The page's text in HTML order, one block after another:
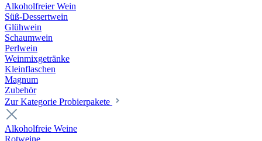
Alkoholfreier Wein
Süß-Dessertwein
Glühwein
Schaumwein
Perlwein
Weinmixgetränke
Kleinflaschen
Magnum
Zubehör
Zur Kategorie Probierpakete
Alkoholfreie Weine
Rotweine